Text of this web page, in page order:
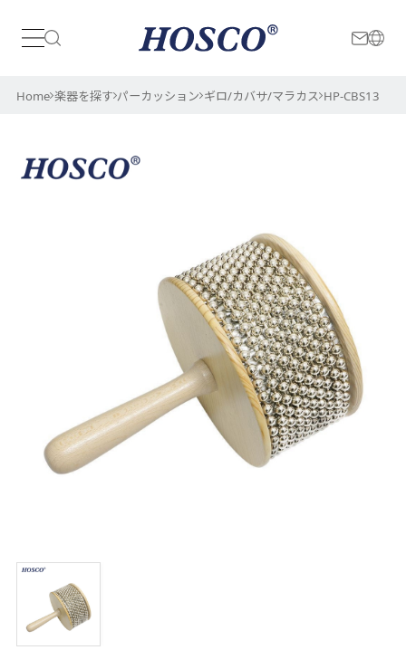
日本 International
Home 楽器を探す パーカッション ギロ/カバサ/マラカス HP-CBS13